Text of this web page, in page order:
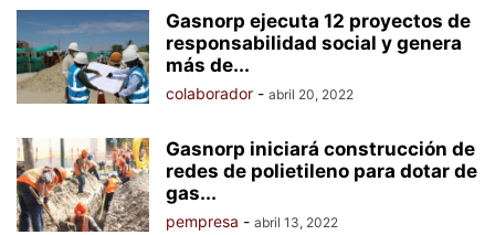
Gasnorp ejecuta 12 proyectos de
responsabilidad social y genera
más de...
colaborador - abril 20, 2022
Gasnorp iniciará construcción de
redes de polietileno para dotar de
gas...
pempresa - abril 13, 2022